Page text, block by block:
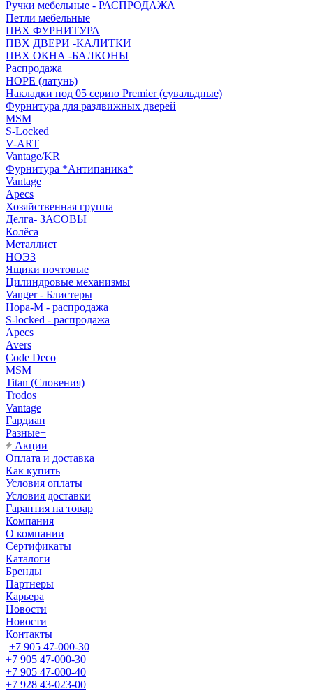
Ручки мебельные - РАСПРОДАЖА
Петли мебельные
ПВХ ФУРНИТУРА
ПВХ ДВЕРИ -КАЛИТКИ
ПВХ ОКНА -БАЛКОНЫ
Распродажа
HOPE (латунь)
Накладки под 05 серию Premier (сувальдные)
Фурнитура для раздвижных дверей
MSM
S-Locked
V-ART
Vantage/KR
Фурнитура *Антипаника*
Vantage
Apecs
Хозяйственная группа
Делга- ЗАСОВЫ
Колёса
Металлист
НОЭЗ
Ящики почтовые
Цилиндровые механизмы
Vanger - Блистеры
Нора-М - распродажа
S-locked - распродажа
Apecs
Avers
Code Deco
MSM
Titan (Словения)
Trodos
Vantage
Гардиан
Разные+
Акции
Оплата и доставка
Как купить
Условия оплаты
Условия доставки
Гарантия на товар
Компания
О компании
Сертификаты
Каталоги
Бренды
Партнеры
Карьера
Новости
Новости
Контакты
+7 905 47-000-30
+7 905 47-000-30
+7 905 47-000-40
+7 928 43-023-00